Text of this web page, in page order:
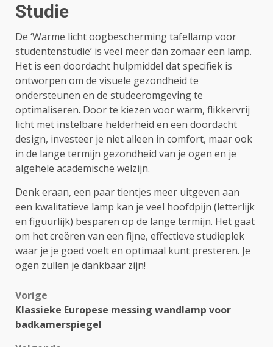
Studie
De ‘Warme licht oogbescherming tafellamp voor
studentenstudie’ is veel meer dan zomaar een lamp.
Het is een doordacht hulpmiddel dat specifiek is
ontworpen om de visuele gezondheid te
ondersteunen en de studeeromgeving te
optimaliseren. Door te kiezen voor warm, flikkervrij
licht met instelbare helderheid en een doordacht
design, investeer je niet alleen in comfort, maar ook
in de lange termijn gezondheid van je ogen en je
algehele academische welzijn.
Denk eraan, een paar tientjes meer uitgeven aan
een kwalitatieve lamp kan je veel hoofdpijn (letterlijk
en figuurlijk) besparen op de lange termijn. Het gaat
om het creëren van een fijne, effectieve studieplek
waar je je goed voelt en optimaal kunt presteren. Je
ogen zullen je dankbaar zijn!
Bericht
navigatie
Vorige
Klassieke Europese messing wandlamp voor
badkamerspiegel